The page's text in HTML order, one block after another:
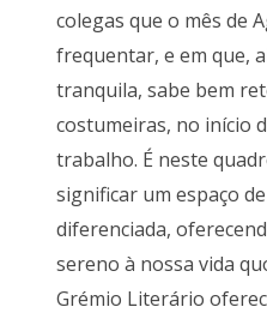
colegas que o mês de
frequentar, e em que,
tranquila, sabe bem
costumeiras, no início
trabalho. É neste
significar um espaço
diferenciada,
sereno à nossa vida
Grémio Literário